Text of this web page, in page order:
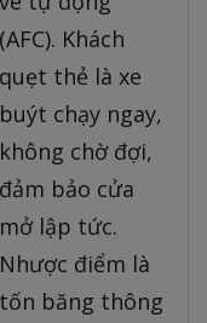
(AFC). Khách
quẹt thẻ là xe
buýt chạy ngay,
không chờ đợi,
đảm bảo cửa
mở lập tức.
Nhược điểm là
tốn băng thông